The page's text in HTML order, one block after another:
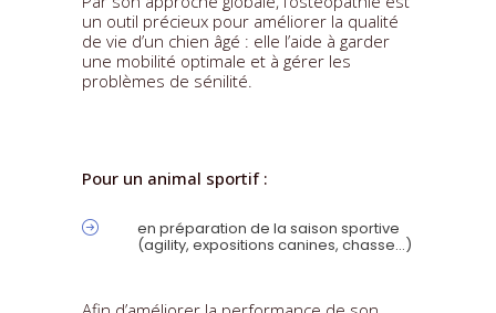
un outil précieux pour améliorer la qualité
de vie d’un chien âgé : elle l’aide à garder
une mobilité optimale et à gérer les
problèmes de sénilité.
Pour un animal sportif :
en préparation de la saison sportive
(agility, expositions canines, chasse…)